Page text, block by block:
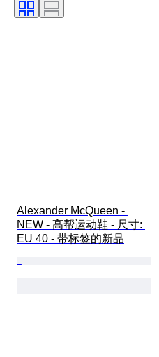
Alexander McQueen -
NEW - 高帮运动鞋 - 尺寸:
EU 40 - 带标签的新品